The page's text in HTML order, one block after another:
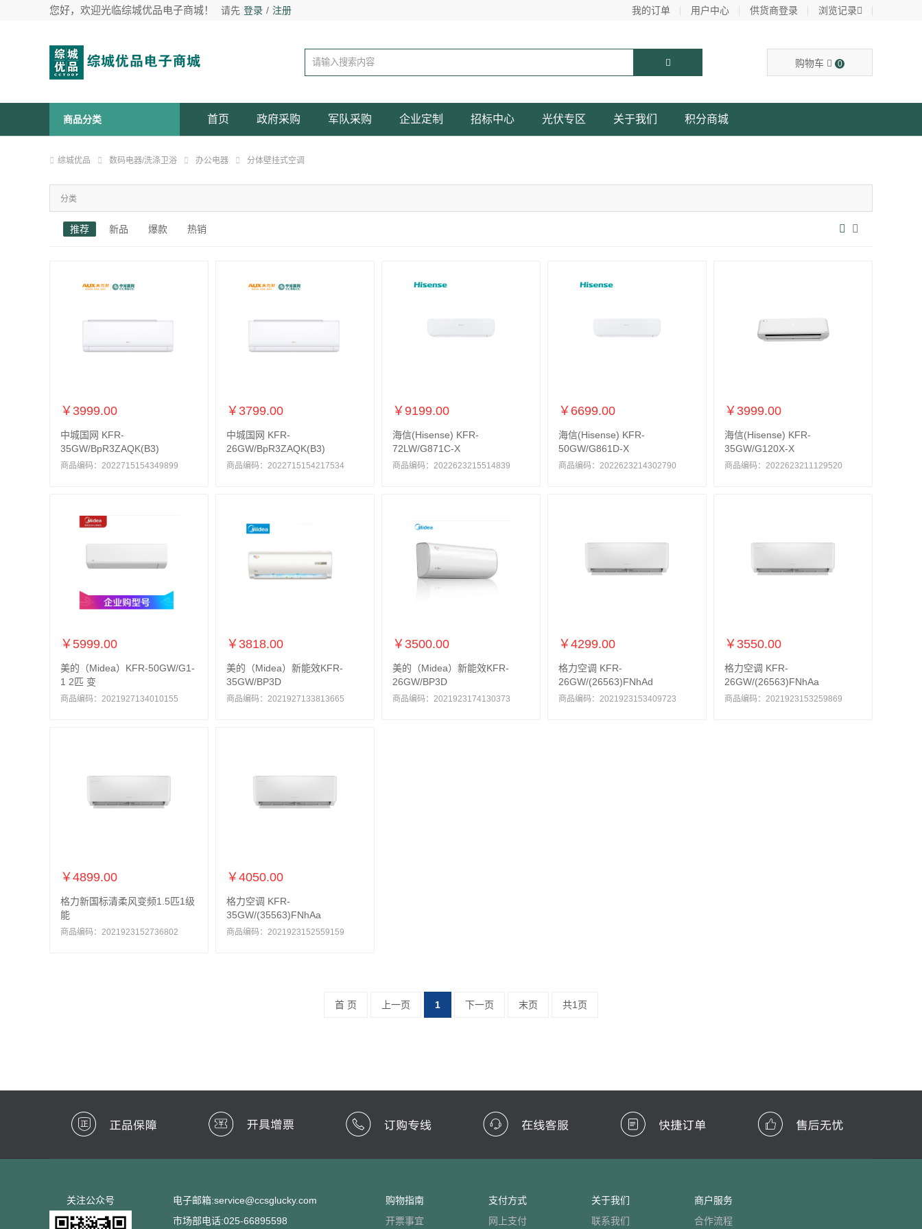
您好，欢迎光临综城优品电子商城！ 请先 登录 / 注册 我的订单 用户中心 供货商登录 浏览记录
购物车 0
商品分类 首页 政府采购 军队采购 企业定制 招标中心 光伏专区 关于我们 积分商城
综城优品 数码电器/洗涤卫浴 办公电器 分体壁挂式空调
分类
推荐 新品 爆款 热销
￥3999.00
中城国网 KFR-
35GW/BpR3ZAQK(B3)
商品编码：2022715154349899
￥3799.00
中城国网 KFR-
26GW/BpR3ZAQK(B3)
商品编码：2022715154217534
￥9199.00
海信(Hisense) KFR-
72LW/G871C-X
商品编码：2022623215514839
￥6699.00
海信(Hisense) KFR-
50GW/G861D-X
商品编码：2022623214302790
￥3999.00
海信(Hisense) KFR-
35GW/G120X-X
商品编码：2022623211129520
￥5999.00
美的（Midea）KFR-50GW/G1-
1 2匹 变
商品编码：2021927134010155
￥3818.00
美的（Midea）新能效KFR-
35GW/BP3D
商品编码：2021927133813665
￥3500.00
美的（Midea）新能效KFR-
26GW/BP3D
商品编码：2021923174130373
￥4299.00
格力空调 KFR-
26GW/(26563)FNhAd
商品编码：2021923153409723
￥3550.00
格力空调 KFR-
26GW/(26563)FNhAa
商品编码：2021923153259869
￥4899.00
格力新国标清柔风变频1.5匹1级
能
商品编码：2021923152736802
￥4050.00
格力空调 KFR-
35GW/(35563)FNhAa
商品编码：2021923152559159
首 页 上一页 1 下一页 末页 共1页
关注公众号
电子邮箱:service@ccsglucky.com
市场部电话:025-66895598
购物指南
开票事宜
支付方式
网上支付
关于我们
联系我们
商户服务
合作流程